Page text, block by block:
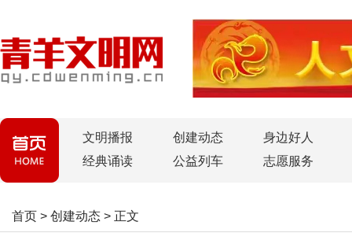
文明播报 创建动态
身边好人
经典诵读
公益列车 志愿服务
首页 > 创建动态 > 正文